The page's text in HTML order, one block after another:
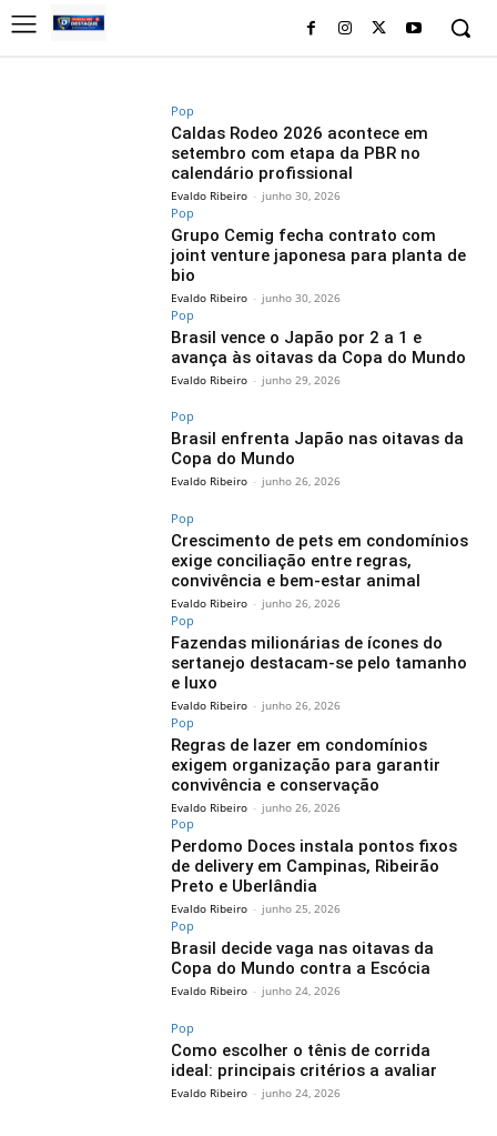
Pop
Caldas Rodeo 2026 acontece em
setembro com etapa da PBR no
calendário profissional
Evaldo Ribeiro - junho 30, 2026
Pop
Grupo Cemig fecha contrato com
joint venture japonesa para planta de
bio
Evaldo Ribeiro - junho 30, 2026
Pop
Brasil vence o Japão por 2 a 1 e
avança às oitavas da Copa do Mundo
Evaldo Ribeiro - junho 29, 2026
Pop
Brasil enfrenta Japão nas oitavas da
Copa do Mundo
Evaldo Ribeiro - junho 26, 2026
Pop
Crescimento de pets em condomínios
exige conciliação entre regras,
convivência e bem-estar animal
Evaldo Ribeiro - junho 26, 2026
Pop
Fazendas milionárias de ícones do
sertanejo destacam-se pelo tamanho
e luxo
Evaldo Ribeiro - junho 26, 2026
Pop
Regras de lazer em condomínios
exigem organização para garantir
convivência e conservação
Evaldo Ribeiro - junho 26, 2026
Pop
Perdomo Doces instala pontos fixos
de delivery em Campinas, Ribeirão
Preto e Uberlândia
Evaldo Ribeiro - junho 25, 2026
Pop
Brasil decide vaga nas oitavas da
Copa do Mundo contra a Escócia
Evaldo Ribeiro - junho 24, 2026
Pop
Como escolher o tênis de corrida
ideal: principais critérios a avaliar
Evaldo Ribeiro - junho 24, 2026